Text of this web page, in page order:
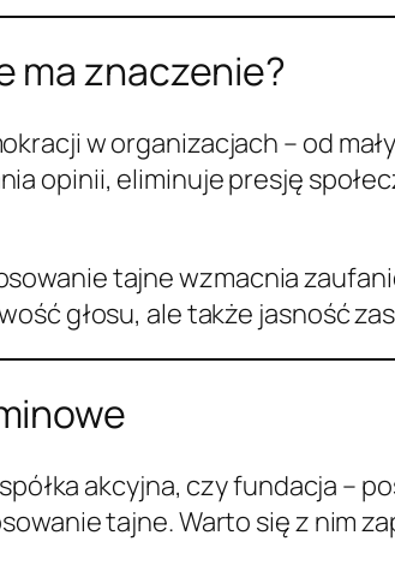
ma znaczenie?
w organizacjach – od
opinii, eliminuje presję
tajne wzmacnia
głosu, ale także jasność
akcyjna, czy fundacja –
tajne. Warto się z nim